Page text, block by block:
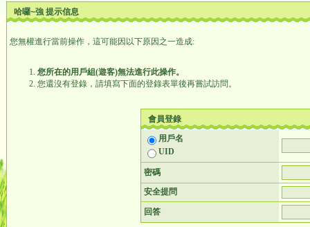
哈囉~強 提示信息
您無權進行當前操作，這可能因以下原因之一造成:
您所在的用戶組(遊客)無法進行此操作。
您還沒有登錄，請填寫下面的登錄表單後再嘗試訪問。
會員登錄
用戶名
UID
密碼
安全提問
回答